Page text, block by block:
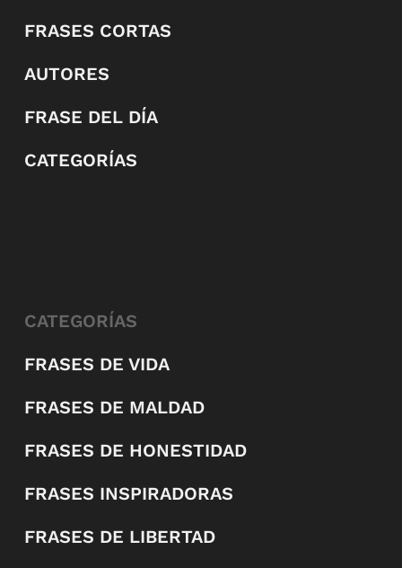
FRASES CORTAS
AUTORES
FRASE DEL DÍA
CATEGORÍAS
CATEGORÍAS
FRASES DE VIDA
FRASES DE MALDAD
FRASES DE HONESTIDAD
FRASES INSPIRADORAS
FRASES DE LIBERTAD